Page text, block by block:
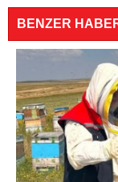
BENZER